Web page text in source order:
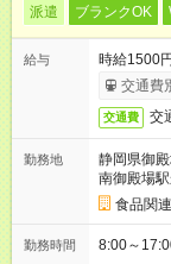
派遣 ブランクOK
給与
時給1500円
交通費
交通費 交
勤務地
静岡県御
南御殿場
食品関
勤務時間